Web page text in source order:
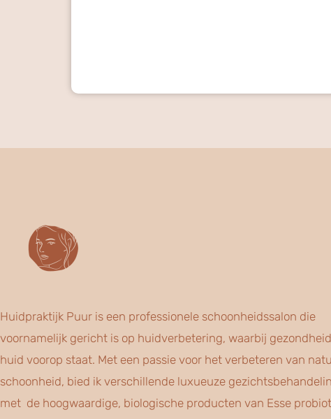
Huidpraktijk Puur is een professionele schoonheidssalon die
voornamelijk gericht is op huidverbetering, waarbij
huid voorop staat. Met een passie voor het verbeteren van
schoonheid, bied ik verschillende luxueuze
met de hoogwaardige, biologische producten van Esse